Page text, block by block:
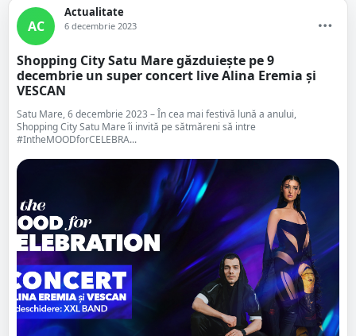
AC
Actualitate
6 decembrie 2023
Shopping City Satu Mare găzduiește pe 9
decembrie un super concert live Alina Eremia și
VESCAN
Satu Mare, 6 decembrie 2023 – În cea mai festivă lună a anului,
Shopping City Satu Mare îi invită pe sătmăreni să intre
#IntheMOODforCELEBRA...